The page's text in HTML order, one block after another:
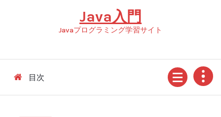
Java入門
Javaプログラミング学習サイト
目次